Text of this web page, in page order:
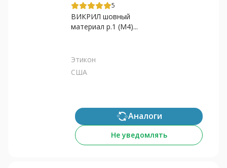
5
ВИКРИЛ шовный
материал р.1 (M4)...
Этикон
США
Аналоги
Не уведомлять